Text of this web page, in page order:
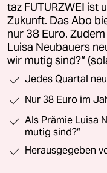
taz FUTURZWEI ist
Zukunft. Das Abo
nur 38 Euro.
Luisa Neubauers
wir mutig sind?“
Jedes Quartal
Nur 38 Euro im
Als Prämie Luisa
mutig sind?“
Herausgegeben